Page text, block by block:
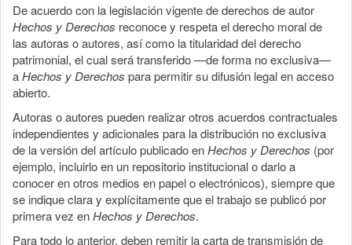
De acuerdo con la legislación vigente de derechos de autor
Hechos y Derechos reconoce y respeta el derecho moral de
las autoras o autores, así como la titularidad del derecho
patrimonial, el cual será transferido —de forma no exclusiva—
aHechos y Derechos para permitir su difusión legal en acceso
abierto.
Autoras o autores pueden realizar otros acuerdos contractuales
independientes y adicionales para la distribución no exclusiva
de la versión del artículo publicado enHechos y Derechos (por
ejemplo, incluirlo en un repositorio institucional o darlo a
conocer en otros medios en papel o electrónicos), siempre que
se indique clara y explícitamente que el trabajo se publicó por
primera vez enHechos y Derechos.
Para todo lo anterior, deben remitir la carta de transmisión de